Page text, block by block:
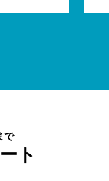
で
ト